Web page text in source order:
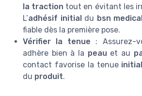
la traction tout en évitant les
L’adhésif initialdu bsn
fiable dès la première pose.
Vérifier la tenue : Assurez-
adhère bien à la peau et au
contact favorise la tenue
du produit.